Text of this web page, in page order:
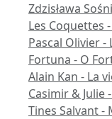
Zdzisława
Les Coquettes
Pascal Olivier -
Fortuna - O
Alain Kan - La
Casimir & Julie
Tines Salvant -